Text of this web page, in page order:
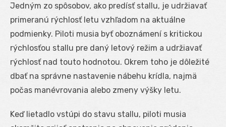
Jedným zo spôsobov, ako predísť stallu, je udržiavať
primeranú rýchlosť letu vzhľadom na aktuálne
podmienky. Piloti musia byť oboznámení s kritickou
rýchlosťou stallu pre daný letový režim a udržiavať
rýchlosť nad touto hodnotou. Okrem toho je dôležité
dbať na správne nastavenie nábehu krídla, najmä
počas manévrovania alebo zmeny výšky letu.
Keď lietadlo vstúpi do stavu stallu, piloti musia